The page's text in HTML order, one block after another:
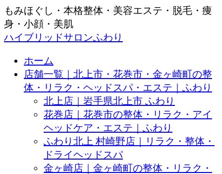
もみほぐし・本格整体・美容エステ・脱毛・痩
身・小顔・美肌
ハイブリッドサロンふわり
ホーム
店舗一覧｜北上市・花巻市・金ヶ崎町の整
体・リラク・ヘッドスパ・エステ｜ふわり
北上店｜岩手県北上市 ふわり
花巻店｜花巻市の整体・リラク・アイ
ヘッドケア・エステ｜ふわり
ふわり北上 村崎野店｜リラク・整体・
ドライヘッドスパ
金ヶ崎店｜金ヶ崎町の整体・リラク・